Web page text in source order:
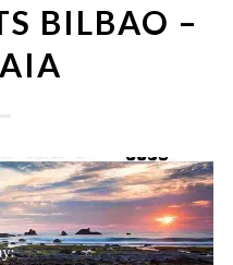
BILBAO –